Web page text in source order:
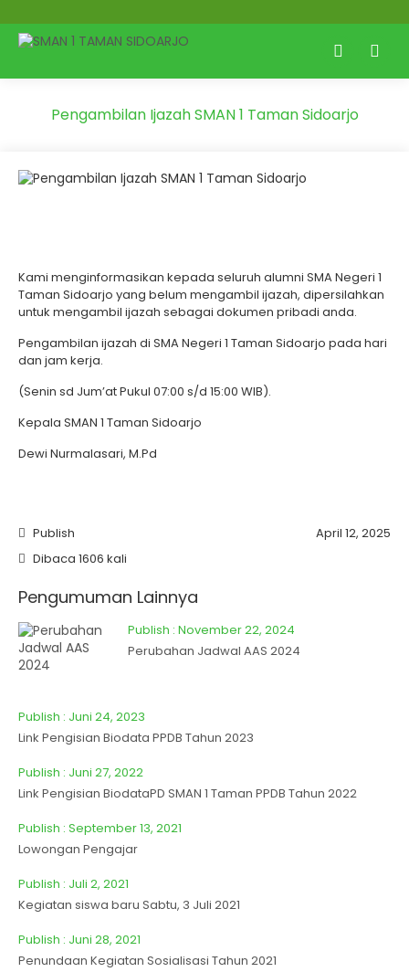
Pengambilan Ijazah SMAN 1 Taman Sidoarjo
Kami menginformasikan kepada seluruh alumni SMA Negeri 1
Taman Sidoarjo yang belum mengambil ijazah, dipersilahkan
untuk mengambil ijazah sebagai dokumen pribadi anda.
Pengambilan ijazah di SMA Negeri 1 Taman Sidoarjo pada hari
dan jam kerja.
(Senin sd Jum’at Pukul 07:00 s/d 15:00 WIB).
Kepala SMAN 1 Taman Sidoarjo
Dewi Nurmalasari, M.Pd
Publish
April 12, 2025
Dibaca 1606 kali
Pengumuman Lainnya
Publish : November 22, 2024
Perubahan Jadwal AAS 2024
Publish : Juni 24, 2023
Link Pengisian Biodata PPDB Tahun 2023
Publish : Juni 27, 2022
Link Pengisian BiodataPD SMAN 1 Taman PPDB Tahun 2022
Publish : September 13, 2021
Lowongan Pengajar
Publish : Juli 2, 2021
Kegiatan siswa baru Sabtu, 3 Juli 2021
Publish : Juni 28, 2021
Penundaan Kegiatan Sosialisasi Tahun 2021